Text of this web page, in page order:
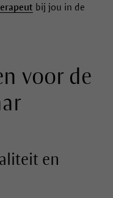
bij jou in de
voor de
en